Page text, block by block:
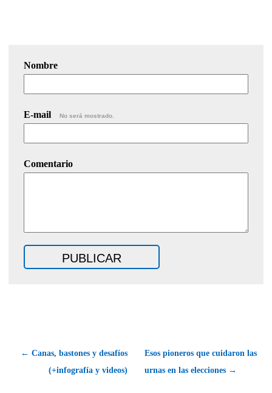
Nombre
E-mail No será mostrado.
Comentario
← Canas, bastones y desafíos
(+infografía y videos)
Esos pioneros que cuidaron las
urnas en las elecciones →